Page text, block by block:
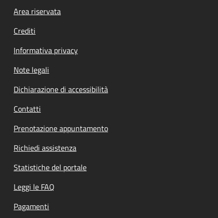
Footer menu
Area riservata
Crediti
Informativa privacy
Note legali
Dichiarazione di accessibilità
Contatti
Prenotazione appuntamento
Richiedi assistenza
Statistiche del portale
Leggi le FAQ
Pagamenti